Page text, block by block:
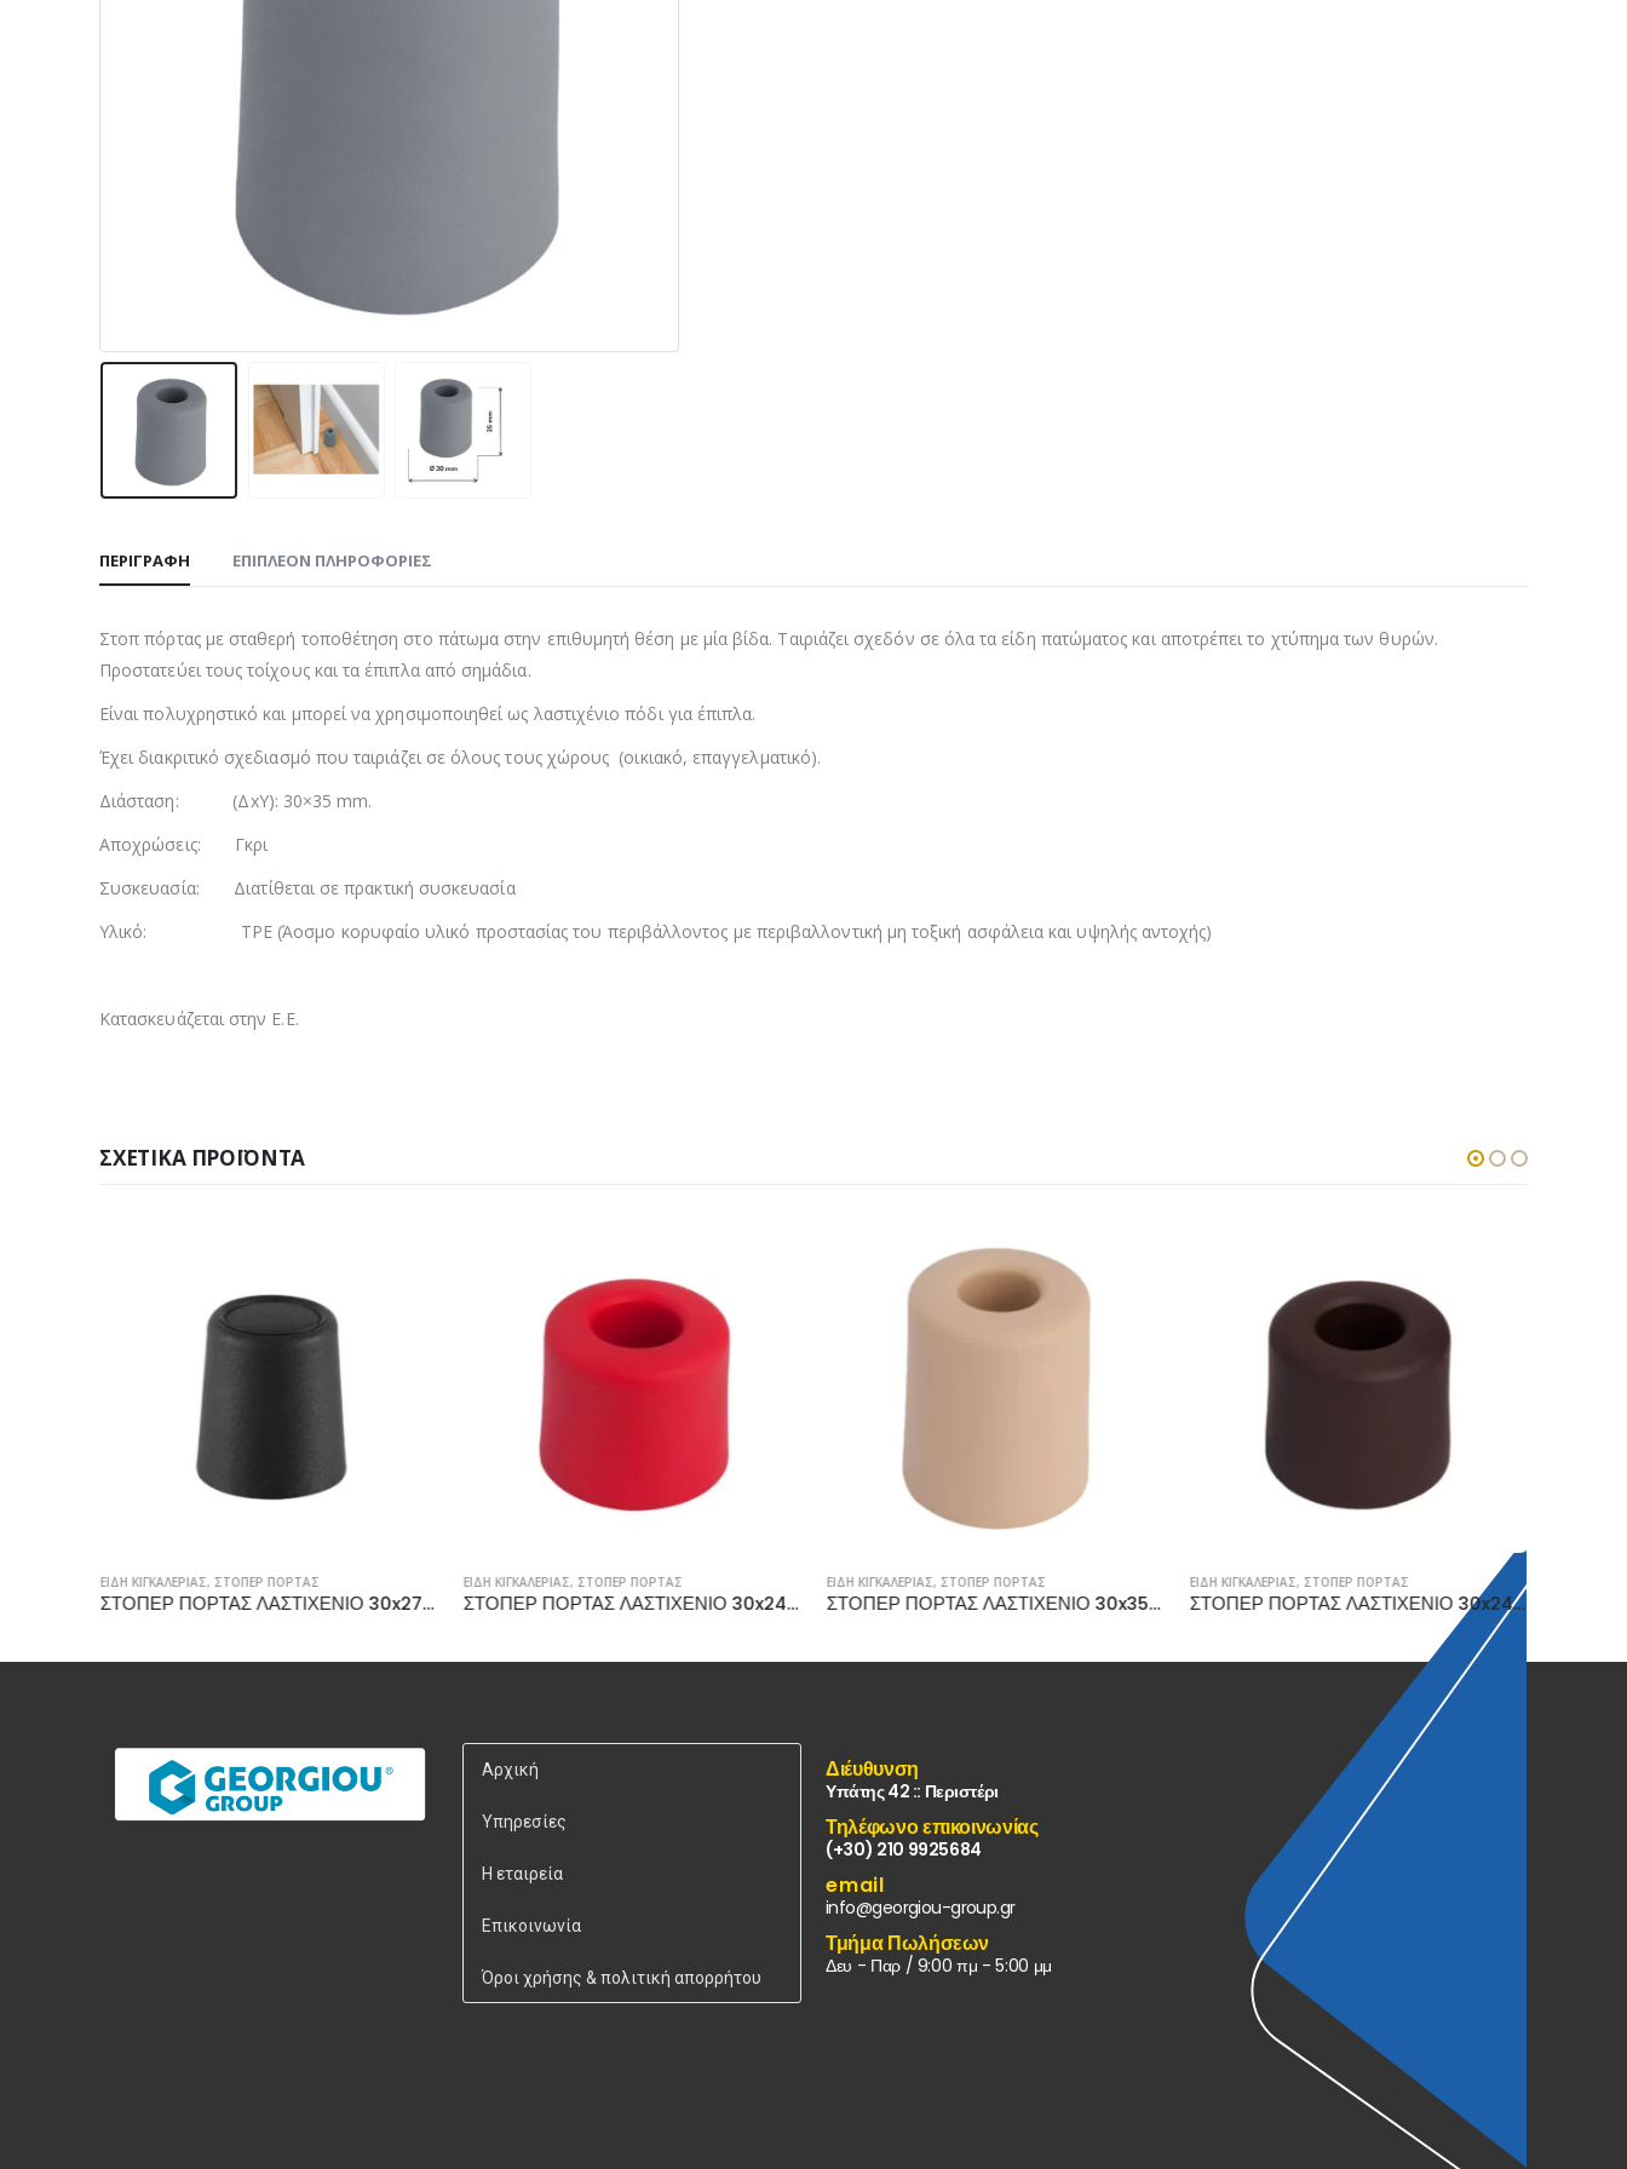
ΠΕΡΙΓΡΑΦΉ ΕΠΙΠΛΈΟΝ ΠΛΗΡΟΦΟΡΊΕΣ
Στοπ πόρτας με σταθερή τοποθέτηση στο πάτωμα στην επιθυμητή θέση με μία βίδα. Ταιριάζει σχεδόν σε όλα τα είδη πατώματος και αποτρέπει το χτύπημα των θυρών.
Προστατεύει τους τοίχους και τα έπιπλα από σημάδια.
Είναι πολυχρηστικό και μπορεί να χρησιμοποιηθεί ως λαστιχένιο πόδι για έπιπλα.
Έχει διακριτικό σχεδιασμό που ταιριάζει σε όλους τους χώρους (οικιακό, επαγγελματικό).
Διάσταση: (ΔxΥ): 30×35 mm.
Αποχρώσεις: Γκρι
Συσκευασία: Διατίθεται σε πρακτική συσκευασία
Υλικό: TPE (Άοσμο κορυφαίο υλικό προστασίας του περιβάλλοντος με περιβαλλοντική μη τοξική ασφάλεια και υψηλής αντοχής)
Κατασκευάζεται στην Ε.Ε.
ΣΧΕΤΙΚΆ ΠΡΟΪΌΝΤΑ
ΕΙΔΗ ΚΙΓΚΑΛΕΡΙΑΣ, ΣΤΟΠΕΡ ΠΟΡΤΑΣ
ΣΤΟΠΕΡ ΠΟΡΤΑΣ ΛΑΣΤΙΧΕΝΙΟ 30x27mm, ΜΑΥΡΟ
ΕΙΔΗ ΚΙΓΚΑΛΕΡΙΑΣ, ΣΤΟΠΕΡ ΠΟΡΤΑΣ
ΣΤΟΠΕΡ ΠΟΡΤΑΣ ΛΑΣΤΙΧΕΝΙΟ 30x24mm,ΚΟΚΚΙΝΟ
ΕΙΔΗ ΚΙΓΚΑΛΕΡΙΑΣ, ΣΤΟΠΕΡ ΠΟΡΤΑΣ
ΣΤΟΠΕΡ ΠΟΡΤΑΣ ΛΑΣΤΙΧΕΝΙΟ 30x35mm, ΜΠΕΖ
ΕΙΔΗ ΚΙΓΚΑΛΕΡΙΑΣ, ΣΤΟΠΕΡ ΠΟΡΤΑΣ
ΣΤΟΠΕΡ ΠΟΡΤΑΣ ΛΑΣΤΙΧΕΝΙΟ 30x24mm, ΚΑΦΕ
Αρχική
Υπηρεσίες
Η εταιρεία
Επικοινωνία
Όροι χρήσης & πολιτική απορρήτου
Διέυθυνση
Υπάτης 42 :: Περιστέρι
Τηλέφωνο επικοινωνίας
(+30) 210 9925684
email
info@georgiou-group.gr
Τμήμα Πωλήσεων
Δευ - Παρ / 9:00 πμ - 5:00 μμ